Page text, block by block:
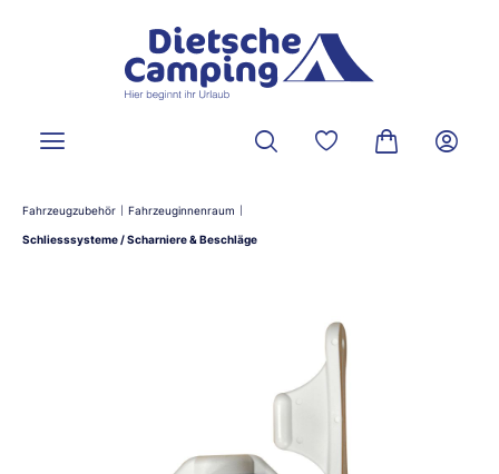
Du hast 0 Produkte
Warenkorb
Fahrzeugzubehör Fahrzeuginnenraum
Schliesssysteme / Scharniere & Beschläge